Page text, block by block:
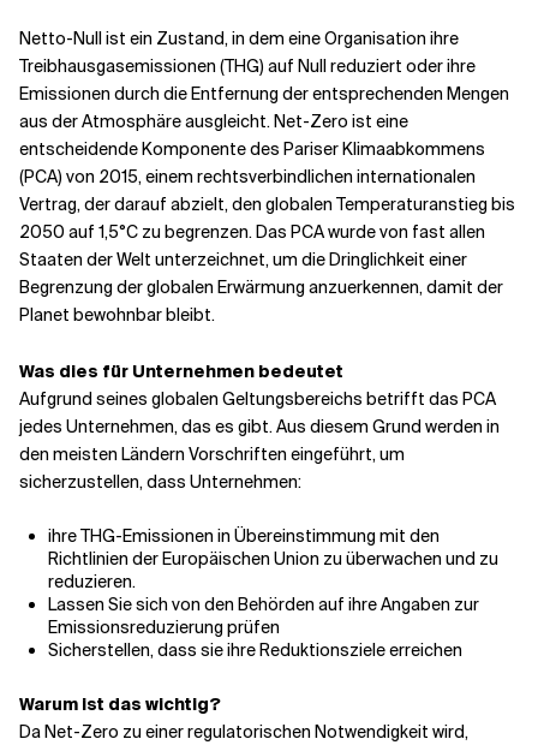
Netto-Null ist ein Zustand, in dem eine Organisation ihre
Treibhausgasemissionen (THG) auf Null reduziert oder ihre
Emissionen durch die Entfernung der entsprechenden Mengen
aus der Atmosphäre ausgleicht. Net-Zero ist eine
entscheidende Komponente des Pariser Klimaabkommens
(PCA) von 2015, einem rechtsverbindlichen internationalen
Vertrag, der darauf abzielt, den globalen Temperaturanstieg bis
2050 auf 1,5°C zu begrenzen. Das PCA wurde von fast allen
Staaten der Welt unterzeichnet, um die Dringlichkeit einer
Begrenzung der globalen Erwärmung anzuerkennen, damit der
Planet bewohnbar bleibt.
Was dies für Unternehmen bedeutet
Aufgrund seines globalen Geltungsbereichs betrifft das PCA
jedes Unternehmen, das es gibt. Aus diesem Grund werden in
den meisten Ländern Vorschriften eingeführt, um
sicherzustellen, dass Unternehmen:
ihre THG-Emissionen in Übereinstimmung mit den
Richtlinien der Europäischen Union zu überwachen und zu
reduzieren.
Lassen Sie sich von den Behörden auf ihre Angaben zur
Emissionsreduzierung prüfen
Sicherstellen, dass sie ihre Reduktionsziele erreichen
Warum ist das wichtig?
Da Net-Zero zu einer regulatorischen Notwendigkeit wird,